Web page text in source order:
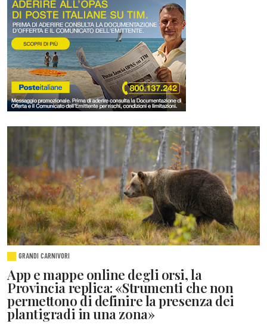
GRANDI CARNIVORI
App e mappe online degli orsi, la
Provincia replica: «Strumenti che non
permettono di definire la presenza dei
plantigradi in una zona»